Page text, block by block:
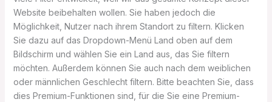
Website beibehalten wollen. Sie haben jedoch die
Möglichkeit, Nutzer nach ihrem Standort zu filtern. Klicken
Sie dazu auf das Dropdown-Menü Land oben auf dem
Bildschirm und wählen Sie ein Land aus, das Sie filtern
möchten. Außerdem können Sie auch nach dem weiblichen
oder männlichen Geschlecht filtern. Bitte beachten Sie, dass
dies Premium-Funktionen sind, für die Sie eine Premium-